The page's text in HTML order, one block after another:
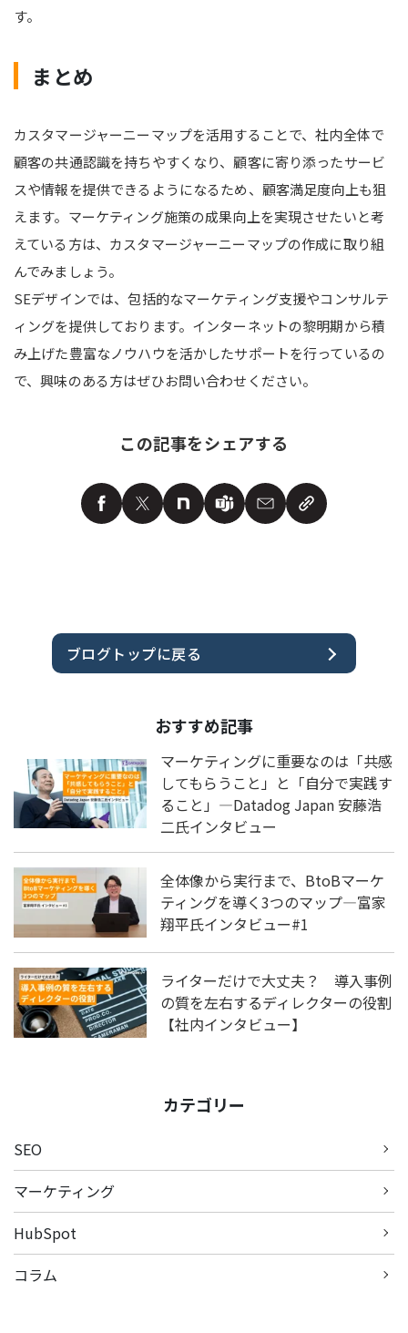
す。
まとめ
カスタマージャーニーマップを活用することで、社内全体で
顧客の共通認識を持ちやすくなり、顧客に寄り添ったサービ
スや情報を提供できるようになるため、顧客満足度向上も狙
えます。マーケティング施策の成果向上を実現させたいと考
えている方は、カスタマージャーニーマップの作成に取り組
んでみましょう。
SEデザインでは、包括的なマーケティング支援やコンサルテ
ィングを提供しております。インターネットの黎明期から積
み上げた豊富なノウハウを活かしたサポートを行っているの
で、興味のある方はぜひお問い合わせください。
この記事をシェアする
ブログトップに戻る
おすすめ記事
マーケティングに重要なのは「共感
してもらうこと」と「自分で実践す
ること」―Datadog Japan 安藤浩
二氏インタビュー
全体像から実行まで、BtoBマーケ
ティングを導く3つのマップ―富家
翔平氏インタビュー#1
ライターだけで大丈夫？ 導入事例
の質を左右するディレクターの役割
【社内インタビュー】
カテゴリー
SEO
マーケティング
HubSpot
コラム